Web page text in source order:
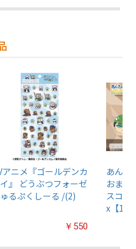
アニメ『ゴールデンカ
』 どうぶつフォーゼ
るぷくしーる /(2)
￥550
あんさ
おまん
スコッ
x【